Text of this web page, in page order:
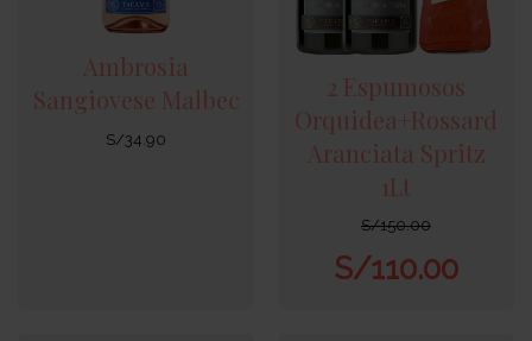
Ambrosia
Sangiovese Malbec
S/34.90
2 Espumosos
Orquidea+Rossard
Aranciata Spritz
1Lt
S/150.00
S/110.00